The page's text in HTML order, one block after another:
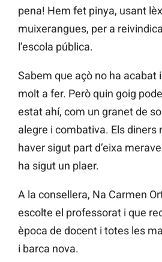
pena! Hem fet pinya, usant
muixerangues, per a
l’escola pública.
Sabem que açò no ha acabat
molt a fer. Però quin goig
estat ahí, com un granet de
alegre i combativa. Els diners
haver sigut part d’eixa
ha sigut un plaer.
A la consellera, Na Carmen
escolte el professorat i que
època de docent i totes les
i barca nova.